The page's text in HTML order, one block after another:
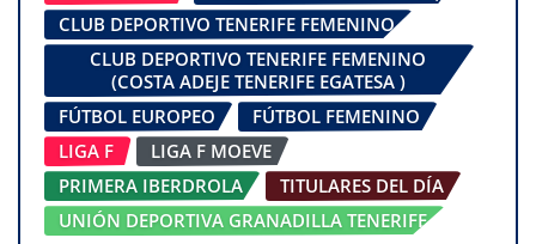
CLUB DEPORTIVO TENERIFE FEMENINO
CLUB DEPORTIVO TENERIFE FEMENINO
(COSTA ADEJE TENERIFE EGATESA )
FÚTBOL EUROPEO
FÚTBOL FEMENINO
LIGA F
LIGA F MOEVE
PRIMERA IBERDROLA
TITULARES DEL DÍA
UNIÓN DEPORTIVA GRANADILLA TENERIFE